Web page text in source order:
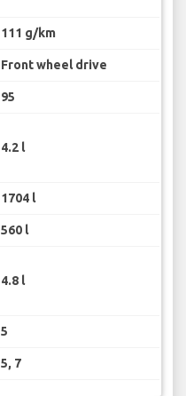
111 g/km
Front wheel drive
95
4.2 l
1704 l
560 l
4.8 l
5
5, 7